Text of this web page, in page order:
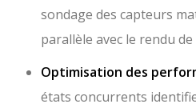
sondage des capteurs
parallèle avec le rendu
Optimisation des
états concurrents